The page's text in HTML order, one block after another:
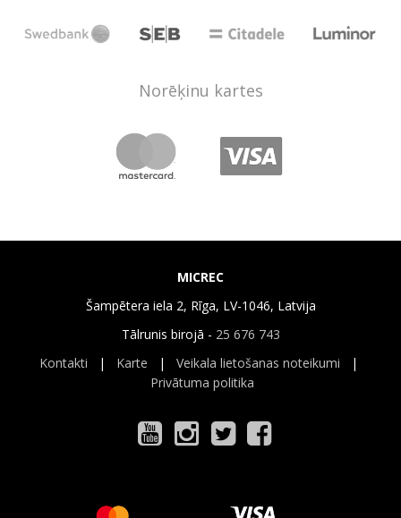
Norēķinu kartes
MICREC
Šampētera iela 2, Rīga, LV-1046, Latvija
Tālrunis birojā - 25 676 743
Kontakti | Karte | Veikala lietošanas noteikumi |
Privātuma politika